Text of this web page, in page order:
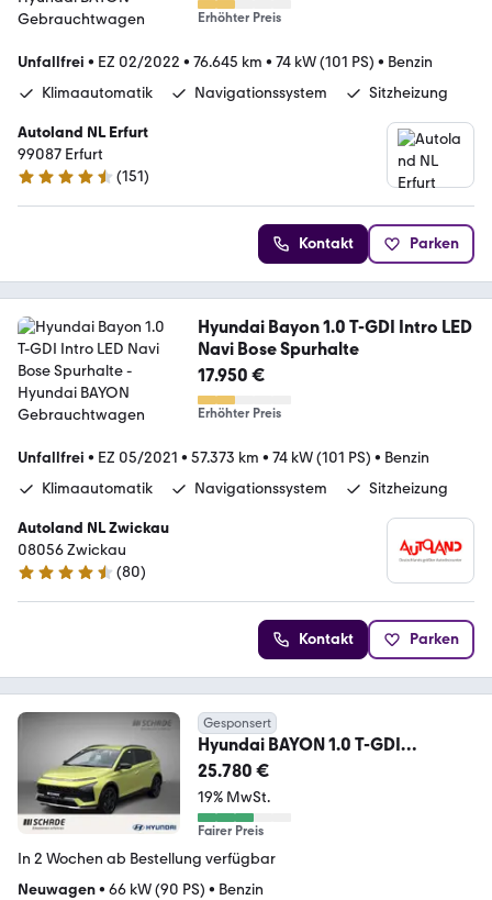
Erhöhter Preis
Unfallfrei • EZ 02/2022 • 76.645 km • 74 kW (101 PS) • Benzin
Klimaautomatik
Navigationssystem Sitzheizung
Autoland NL Erfurt
99087 Erfurt
4.5 Sterne
(151)
Kontakt Parken
Hyundai Bayon 1.0 T-GDI Intro LED
Navi Bose Spurhalte
17.950 €
Erhöhter Preis
Unfallfrei • EZ 05/2021 • 57.373 km • 74 kW (101 PS) • Benzin
Klimaautomatik
Navigationssystem Sitzheizung
Autoland NL Zwickau
08056 Zwickau
4.6 Sterne
(80)
Kontakt Parken
Gesponsert
Hyundai BAYON 1.0 T-GDI
Blackline+AUTOMATIK+BOSE+NA
VI +V
25.780 €
19% MwSt.
Fairer Preis
In 2 Wochen ab Bestellung verfügbar
Neuwagen• 66 kW (90 PS) • Benzin